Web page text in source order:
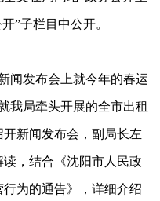
”子栏目中公开。
发布会上就今年的春运
我局牵头开展的全市出租
新闻发布会，副局长左
，结合《沈阳市人民政
为的通告》，详细介绍